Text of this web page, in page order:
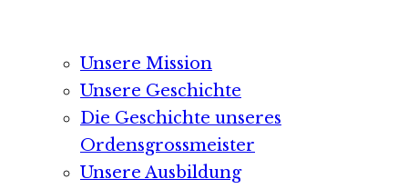
Unsere Mission
Unsere Geschichte
Die Geschichte unseres
Ordensgrossmeister
Unsere Ausbildung